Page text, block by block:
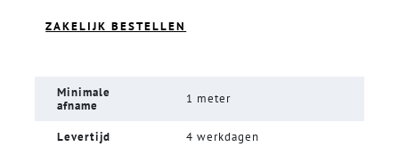
ZAKELIJK BESTELLEN
Minimale
afname
1 meter
Levertijd 4 werkdagen